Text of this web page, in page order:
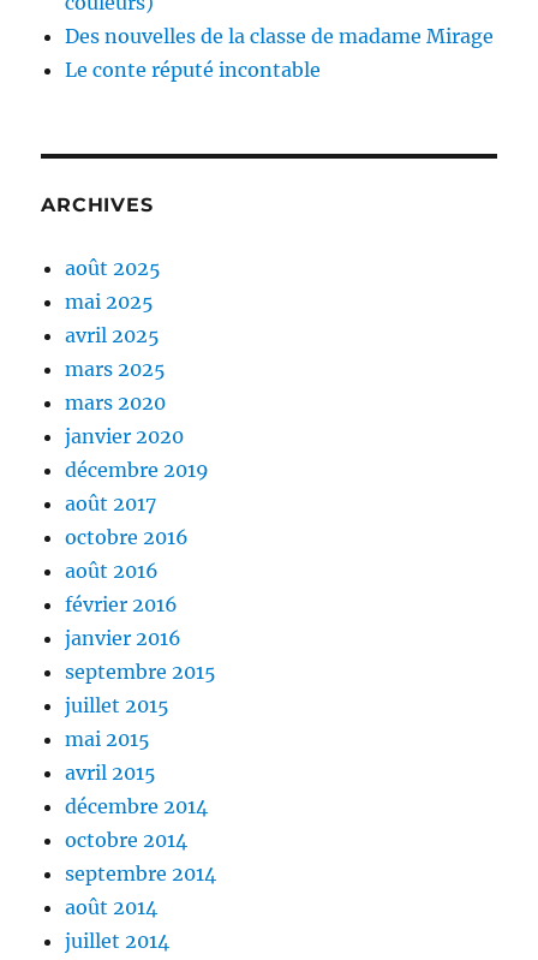
Des nouvelles de la classe de madame Mirage
Le conte réputé incontable
ARCHIVES
août 2025
mai 2025
avril 2025
mars 2025
mars 2020
janvier 2020
décembre 2019
août 2017
octobre 2016
août 2016
février 2016
janvier 2016
septembre 2015
juillet 2015
mai 2015
avril 2015
décembre 2014
octobre 2014
septembre 2014
août 2014
juillet 2014